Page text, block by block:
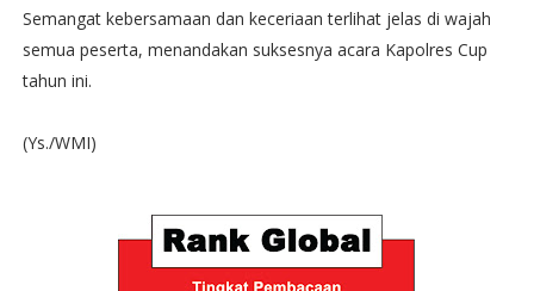
Semangat kebersamaan dan keceriaan terlihat jelas di wajah
semua peserta, menandakan suksesnya acara Kapolres Cup
tahun ini.
(Ys./WMI)